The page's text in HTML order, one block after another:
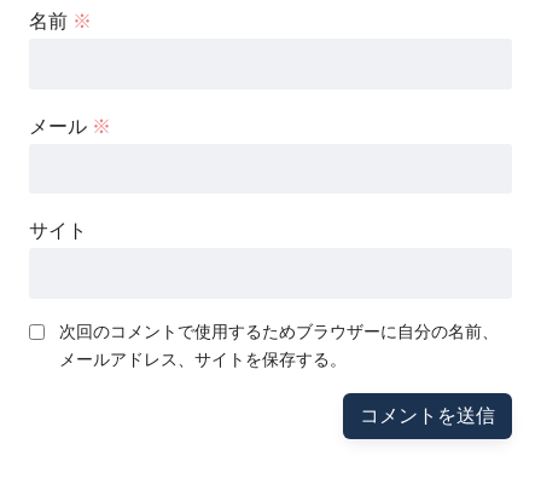
名前 ※
メール ※
サイト
次回のコメントで使用するためブラウザーに自分の名前、
メールアドレス、サイトを保存する。